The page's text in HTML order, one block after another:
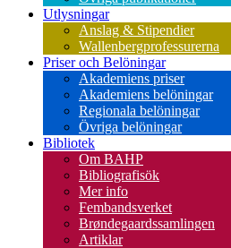
Utlysningar
Anslag & Stipendier
Wallenbergprofessurerna
Priser och Belöningar
Akademiens priser
Akademiens belöningar
Regionala belöningar
Övriga belöningar
Bibliotek
Om BAHP
Bibliografisök
Mer info
Fembandsverket
Brøndegaardssamlingen
Artiklar